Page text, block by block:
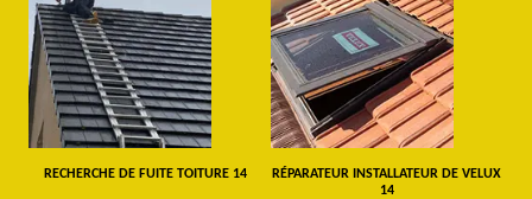
RECHERCHE DE FUITE TOITURE 14
RÉPARATEUR INSTALLATEUR DE VELUX
14